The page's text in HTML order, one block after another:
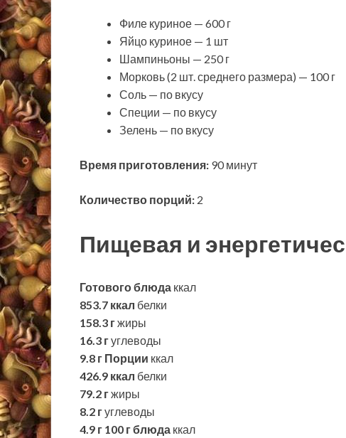
Филе куриное — 600 г
Яйцо куриное — 1 шт
Шампиньоны — 250 г
Морковь (2 шт. среднего размера) — 100 г
Соль — по вкусу
Специи — по вкусу
Зелень — по вкусу
Время приготовления: 90 минут
Количество порций: 2
Пищевая и
Готового блюда ккал
853.7 ккал белки
158.3 гжиры
16.3 гуглеводы
9.8 г Порции ккал
426.9 ккал белки
79.2 гжиры
8.2 гуглеводы
4.9 г 100 г блюда ккал